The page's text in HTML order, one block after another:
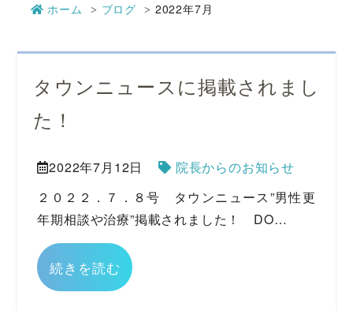
ホーム ブログ 2022年7月
タウンニュースに掲載されまし
た！
2022年7月12日
院長からのお知らせ
２０２２．７．８号 タウンニュース”男性更
年期相談や治療”掲載されました！ DO…
続きを読む